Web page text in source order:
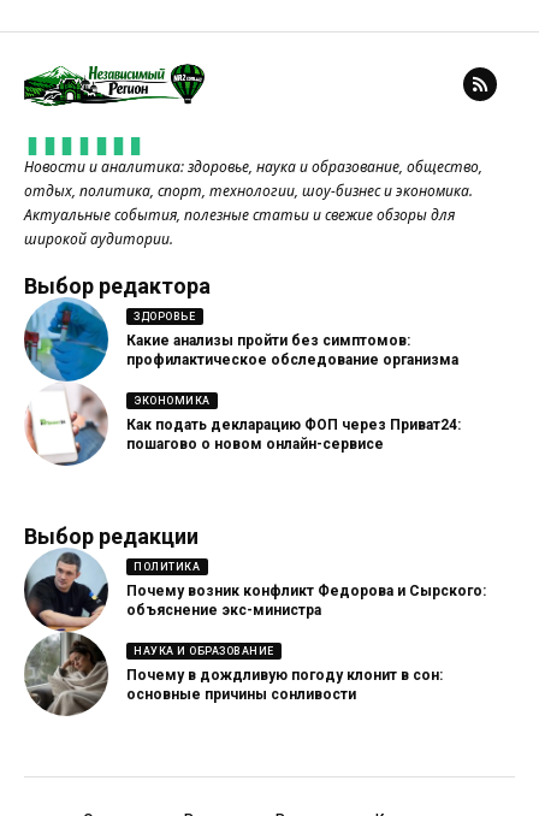
Новости и аналитика: здоровье, наука и образование, общество,
отдых, политика, спорт, технологии, шоу-бизнес и экономика.
Актуальные события, полезные статьи и свежие обзоры для
широкой аудитории.
Выбор редактора
ЗДОРОВЬЕ
Какие анализы пройти без симптомов:
профилактическое обследование организма
ЭКОНОМИКА
Как подать декларацию ФОП через Приват24:
пошагово о новом онлайн-сервисе
Выбор редакции
ПОЛИТИКА
Почему возник конфликт Федорова и Сырского:
объяснение экс-министра
НАУКА И ОБРАЗОВАНИЕ
Почему в дождливую погоду клонит в сон:
основные причины сонливости